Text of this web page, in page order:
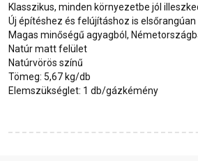
Klasszikus, minden környezetbe jól
Új építéshez és felújításhoz is
Magas minőségű agyagból,
Natúr matt felület
Natúrvörös színű
Tömeg: 5,67 kg/db
Elemszükséglet: 1 db/gázkémény